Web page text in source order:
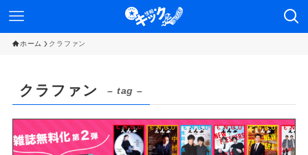
ホーム クラファン
クラファン – tag –